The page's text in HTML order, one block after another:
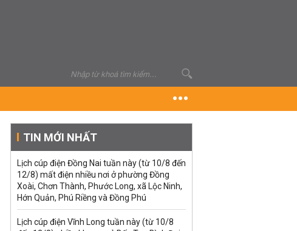
TIN MỚI NHẤT
Lịch cúp điện Đồng Nai tuần này (từ 10/8 đến
12/8) mất điện nhiều nơi ở phường Đồng
Xoài, Chơn Thành, Phước Long, xã Lộc Ninh,
Hớn Quản, Phú Riềng và Đồng Phú
Lịch cúp điện Vĩnh Long tuần này (từ 10/8